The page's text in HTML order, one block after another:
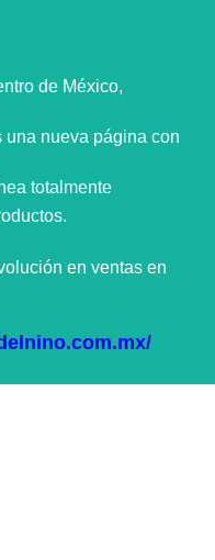
de México,
una nueva página con
totalmente
en ventas en